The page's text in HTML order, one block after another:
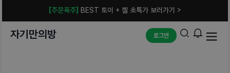
[주문폭주] BEST 토이 + 젤 초특가 보러가기 >
자기만의방 로그인